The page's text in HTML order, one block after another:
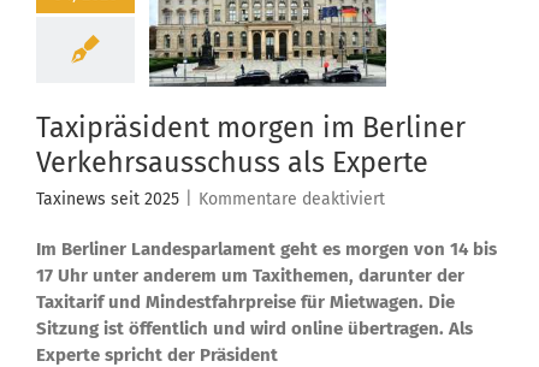
Taxipräsident morgen im Berliner
Verkehrsausschuss als Experte
Taxinews seit 2025 Kommentare deaktiviertfür
morgen
im
Berliner
Verkehrsausschuss
Im Berliner Landesparlament geht es morgen von 14 bis
17 Uhr unter anderem um Taxithemen, darunter der
Taxitarif und Mindestfahrpreise für Mietwagen. Die
Sitzung ist öffentlich und wird online übertragen. Als
Experte spricht der Präsident